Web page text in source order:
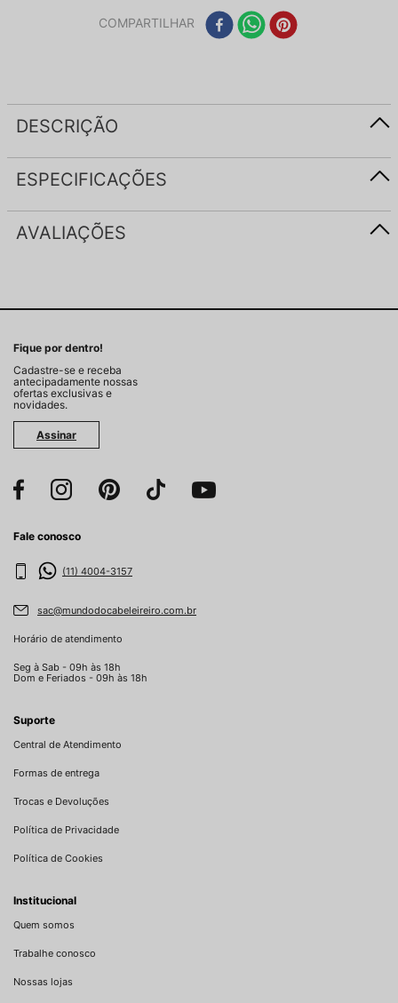
COMPARTILHAR
DESCRIÇÃO
ESPECIFICAÇÕES
AVALIAÇÕES
Fique por dentro!
Cadastre-se e receba
antecipadamente nossas
ofertas exclusivas e
novidades.
Assinar
Fale conosco
(11) 4004-3157
sac@mundodocabeleireiro.com.br
Horário de atendimento
Seg à Sab - 09h às 18h
Dom e Feriados - 09h às 18h
Suporte
Central de Atendimento
Formas de entrega
Trocas e Devoluções
Política de Privacidade
Política de Cookies
Institucional
Quem somos
Trabalhe conosco
Nossas lojas